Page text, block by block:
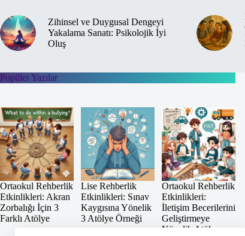
Zihinsel ve Duygusal Dengeyi
Yakalama Sanatı: Psikolojik İyi
Oluş
Popüler Yazılar
Ortaokul Rehberlik
Etkinlikleri: Akran
Zorbalığı İçin 3
Farklı Atölye
Lise Rehberlik
Etkinlikleri: Sınav
Kaygısına Yönelik
3 Atölye Örneği
Ortaokul Rehberlik
Etkinlikleri:
İletişim Becerilerini
Geliştirmeye
Yönelik Atölye